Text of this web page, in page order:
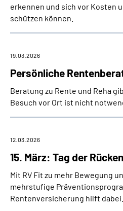
erkennen und sich vor Kosten
schützen können.
Persönliche
19.03.2026
Beratung zu Rente und Reha
Besuch vor Ort ist nicht
15. März: Tag der
12.03.2026
Mit RV Fit zu mehr Bewegung
mehrstufige
Rentenversicherung hilft dabei.